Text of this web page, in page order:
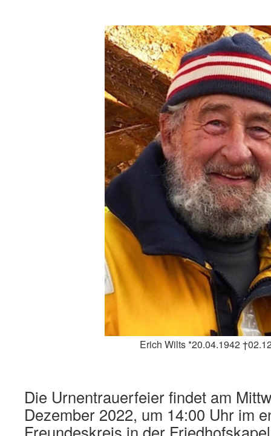
Erich Wilts *20.04.1942
Die Urnentrauerfeier findet am
Dezember 2022, um 14:00 Uhr im